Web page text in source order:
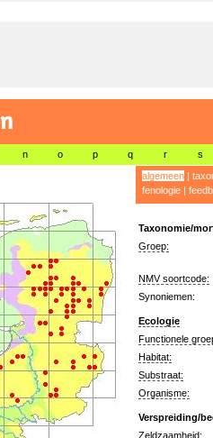
n o p q r s
algemeen|
fenologie|
Taxonomie/
Groep:
NMV soortcode:
Synoniemen:
Ecologie
Functionele
Habitat:
Substraat:
Organisme:
Verspreiding/
Zeldzaamheid: